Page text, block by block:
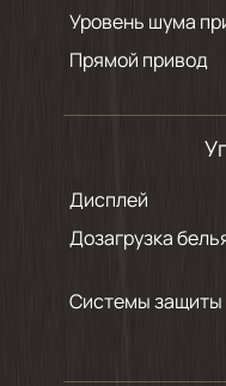
Уровень шума
Прямой привод
Дисплей
Дозагрузка
Системы защиты